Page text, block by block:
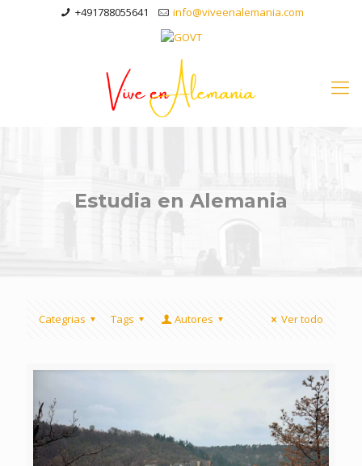
+491788055641 info@viveenalemania.com
Estudia en Alemania
Categrias Tags Autores Ver todo